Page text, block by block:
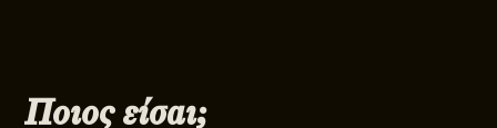
Ποιος είσαι;